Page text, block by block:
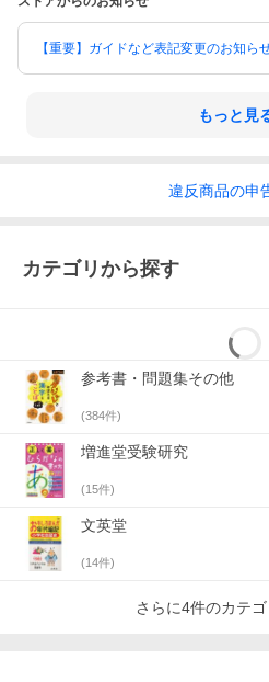
【重要】ガイドなど表記変更のお知ら
もっと見
違反商品の申
カテゴリから探す
参考書・問題集その他
(384件)
増進堂受験研究
(15件)
文英堂
(14件)
さらに4件のカテ